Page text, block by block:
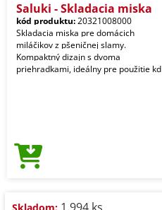
Saluki - Skladacia miska
kód produktu:20321008000
Skladacia miska pre domácich
miláčikov z pšeničnej slamy.
Kompaktný dizajn s dvoma
priehradkami, ideálny pre použitie kd